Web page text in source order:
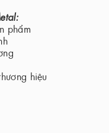
phẩm
hiệu